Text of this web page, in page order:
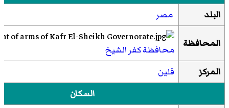
البلد
مصر
المحافظة
محافظة كفر الشيخ
المركز
قلين
السكان